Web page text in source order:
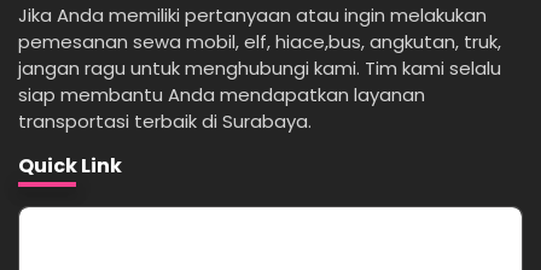
Jika Anda memiliki pertanyaan atau ingin melakukan
pemesanan sewa mobil, elf, hiace,bus, angkutan, truk,
jangan ragu untuk menghubungi kami. Tim kami selalu
siap membantu Anda mendapatkan layanan
transportasi terbaik di Surabaya.
Quick Link